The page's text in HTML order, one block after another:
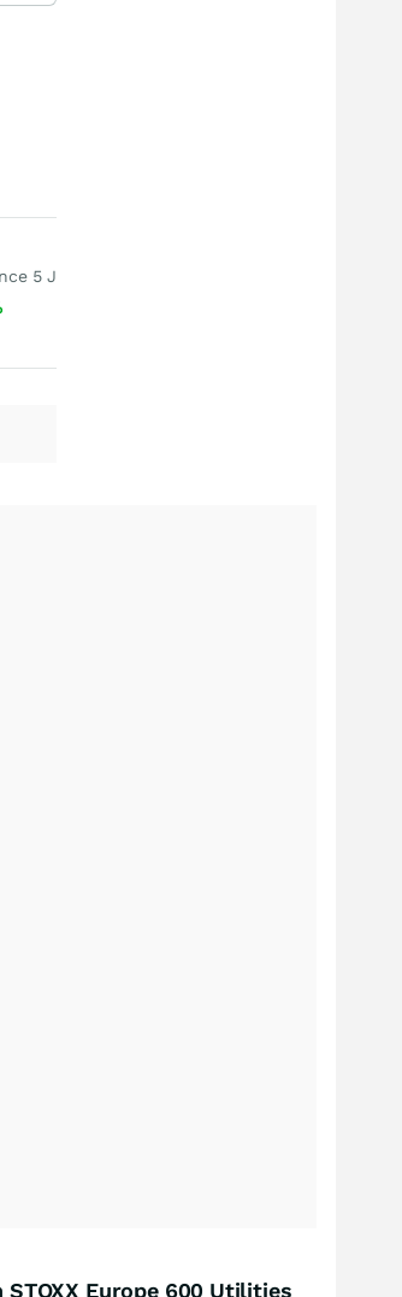
5 J
Europe 600 Utilities